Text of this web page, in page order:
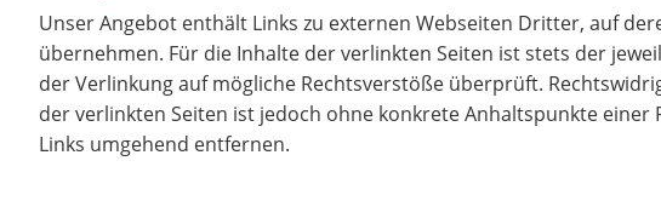
Unser Angebot enthält Links zu externen Webseiten Dritter, auf
übernehmen. Für die Inhalte der verlinkten Seiten ist stets der
der Verlinkung auf mögliche Rechtsverstöße überprüft.
der verlinkten Seiten ist jedoch ohne konkrete Anhaltspunkte
Links umgehend entfernen.